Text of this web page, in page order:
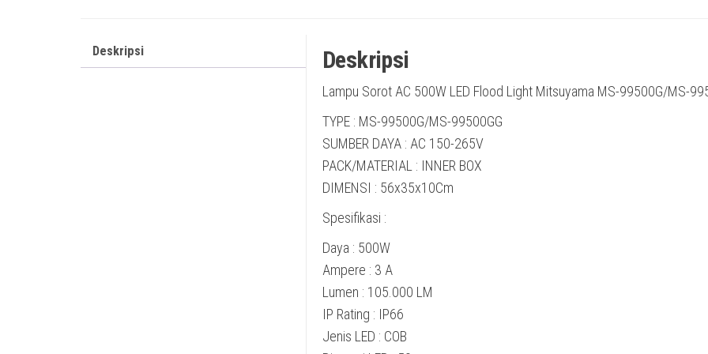
Deskripsi Deskripsi
Lampu Sorot AC 500W LED Flood Light Mitsuyama MS-99500G/MS-
TYPE : MS-99500G/MS-99500GG
SUMBER DAYA : AC 150-265V
PACK/MATERIAL : INNER BOX
DIMENSI : 56x35x10Cm
Spesifikasi :
Daya : 500W
Ampere : 3 A
Lumen : 105.000 LM
IP Rating : IP66
Jenis LED : COB